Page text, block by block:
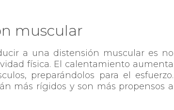
muscular
a una distensión muscular es no
física. El calentamiento aumenta
preparándolos para el esfuerzo.
más rígidos y son más propensos a